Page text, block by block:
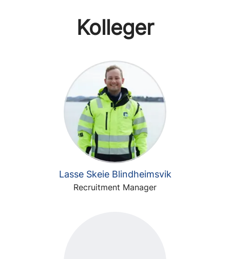
Kolleger
Lasse Skeie Blindheimsvik
Recruitment Manager